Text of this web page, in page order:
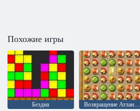
Похожие игры
Бездна Возвращение Атлантиды